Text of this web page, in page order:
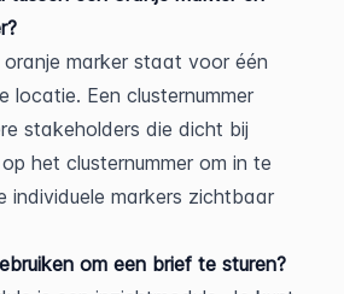
oranje marker staat voor één
locatie. Een clusternummer
stakeholders die dicht bij
het clusternummer om in te
markers zichtbaar
om een brief te sturen?